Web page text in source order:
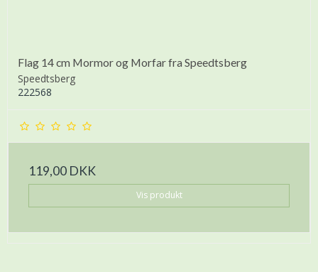
Flag 14 cm Mormor og Morfar fra Speedtsberg
Speedtsberg
222568
119,00 DKK
Vis produkt